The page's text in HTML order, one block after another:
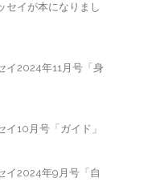
セイが本になりまし
イ2024年11月号「身
10月号「ガイド」
イ2024年9月号「自